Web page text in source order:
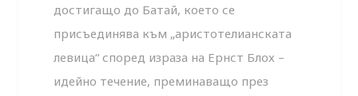
достигащо до Батай, което се
присъединява към „аристотелианската
левица“ според израза на Ернст Блох –
идейно течение, преминаващо през